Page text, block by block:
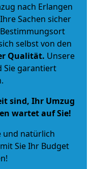
nach Erlangen
Sachen sicher
selbst von den
Qualität. Unsere
Sie garantiert
sind, Ihr Umzug
wartet auf Sie!
und natürlich
Sie Ihr Budget